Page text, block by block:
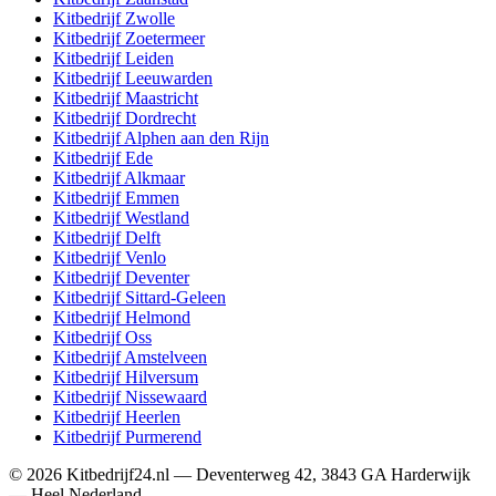
Kitbedrijf Zwolle
Kitbedrijf Zoetermeer
KitbedrijfLeiden
KitbedrijfLeeuwarden
KitbedrijfMaastricht
KitbedrijfDordrecht
KitbedrijfAlphen aan den Rijn
KitbedrijfEde
KitbedrijfAlkmaar
KitbedrijfEmmen
KitbedrijfWestland
KitbedrijfDelft
KitbedrijfVenlo
KitbedrijfDeventer
Kitbedrijf Sittard-Geleen
KitbedrijfHelmond
KitbedrijfOss
KitbedrijfAmstelveen
KitbedrijfHilversum
KitbedrijfNissewaard
KitbedrijfHeerlen
KitbedrijfPurmerend
© 2026 Kitbedrijf24.nl — Deventerweg 42, 3843 GA Harderwijk